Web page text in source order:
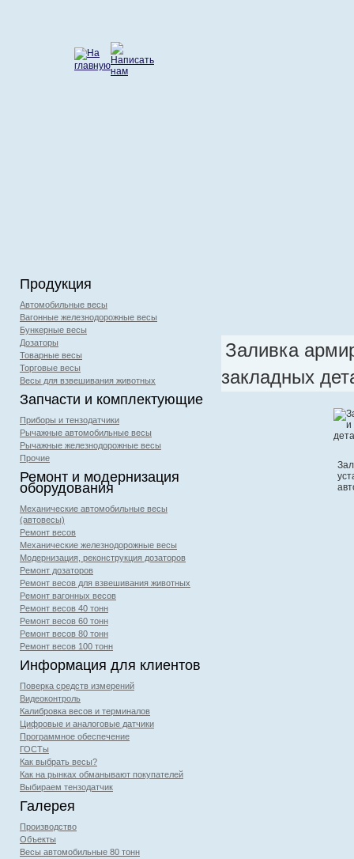
Заливка
закладных
Продукция
Автомобильные весы
Вагонные железнодорожные весы
Бункерные весы
Дозаторы
Товарные весы
Торговые весы
Весы для взвешивания животных
Запчасти и комплектующие
Приборы и тензодатчики
Рычажные автомобильные весы
Рычажные железнодорожные весы
Прочие
Ремонт и модернизация
оборудования
Механические автомобильные весы
(автовесы)
Ремонт весов
Механические железнодорожные весы
Модернизация, реконструкция дозаторов
Ремонт дозаторов
Ремонт весов для взвешивания животных
Ремонт вагонных весов
Ремонт весов 40 тонн
Ремонт весов 60 тонн
Ремонт весов 80 тонн
Ремонт весов 100 тонн
Информация для клиентов
Поверка средств измерений
Видеоконтроль
Калибровка весов и терминалов
Цифровые и аналоговые датчики
Программное обеспечение
ГОСТы
Как выбрать весы?
Как на рынках обманывают покупателей
Выбираем тензодатчик
Галерея
Производство
Объекты
Весы автомобильные 80 тонн